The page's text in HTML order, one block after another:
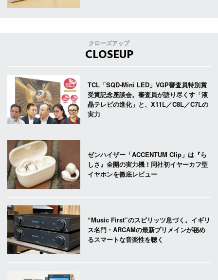
クローズアップ
CLOSEUP
TCL「SQD-Mini LED」VGP審査員特別賞
受賞記念座談会。審査員が語り尽くす「液
晶テレビの進化」と、X11L／C8L／C7Lの
実力
ゼンハイザー「ACCENTUM Clip」は『ら
しさ』全開の実力機！同社初イヤーカフ型
イヤホンを徹底レビュー
“Music First”のスピリッツ息づく。イギリ
ス名門・ARCAMの最新プリメインが秘め
るスマートな音楽性を聴く